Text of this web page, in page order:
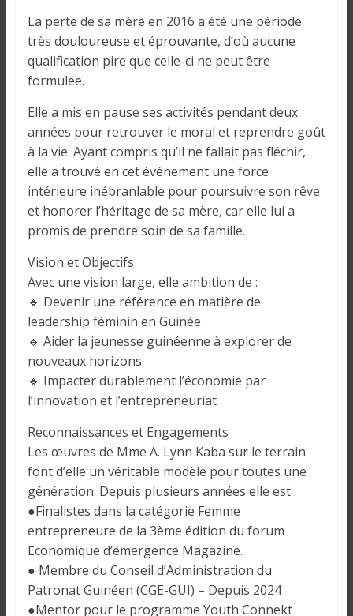
La perte de sa mère en 2016 a été une période
très douloureuse et éprouvante, d’où aucune
qualification pire que celle-ci ne peut être
formulée.
Elle a mis en pause ses activités pendant deux
années pour retrouver le moral et reprendre goût
à la vie. Ayant compris qu’il ne fallait pas fléchir,
elle a trouvé en cet événement une force
intérieure inébranlable pour poursuivre son rêve
et honorer l’héritage de sa mère, car elle lui a
promis de prendre soin de sa famille.
Vision et Objectifs
Avec une vision large, elle ambition de :
🔹 Devenir une référence en matière de
leadership féminin en Guinée
🔹 Aider la jeunesse guinéenne à explorer de
nouveaux horizons
🔹 Impacter durablement l’économie par
l’innovation et l’entrepreneuriat
Reconnaissances et Engagements
Les œuvres de Mme A. Lynn Kaba sur le terrain
font d’elle un véritable modèle pour toutes une
génération. Depuis plusieurs années elle est :
●Finalistes dans la catégorie Femme
entrepreneure de la 3ème édition du forum
Economique d’émergence Magazine.
● Membre du Conseil d’Administration du
Patronat Guinéen (CGE-GUI) – Depuis 2024
●Mentor pour le programme Youth Connekt